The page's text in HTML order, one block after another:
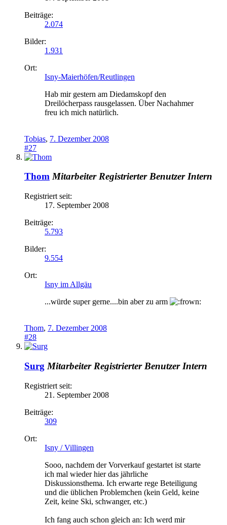
Beiträge:
2.074
Bilder:
1.931
Ort:
Isny-Maierhöfen/Reutlingen
Hab mir gestern am Diedamskopf den
Dreilöcherpass rausgelassen. Über Nachahmer
freu ich mich natürlich.
Tobias, 7. Dezember 2008
#27
Thom Mitarbeiter Registrierter Benutzer Intern
Registriert seit:
17. September 2008
Beiträge:
5.793
Bilder:
9.554
Ort:
Isny im Allgäu
...würde super gerne....bin aber zu arm
Thom, 7. Dezember 2008
#28
Surg Mitarbeiter Registrierter Benutzer Intern
Registriert seit:
21. September 2008
Beiträge:
309
Ort:
Isny / Villingen
Sooo, nachdem der Vorverkauf gestartet ist starte
ich mal wieder hier das jährliche
Diskussionsthema. Ich erwarte rege Beteiligung
und die üblichen Problemchen (kein Geld, keine
Zeit, keine Ski, schwanger, etc.)
Ich fang auch schon gleich an: Ich werd mir